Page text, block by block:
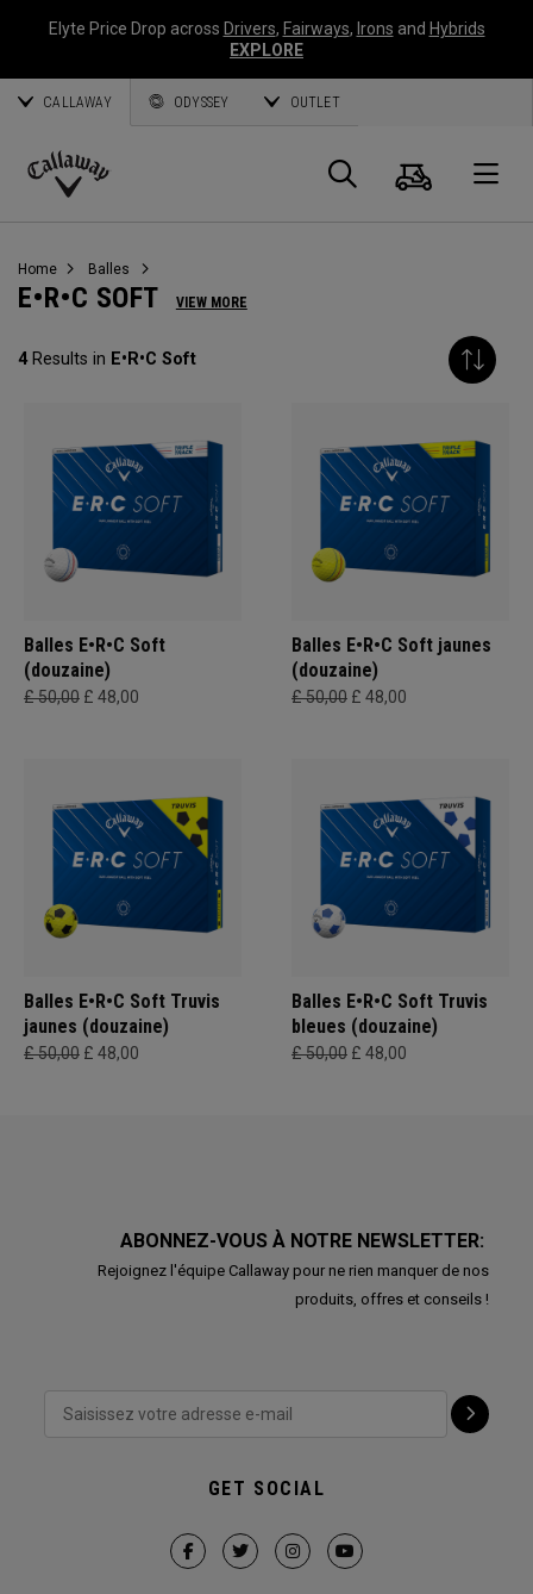
Elyte Price Drop across Drivers, Fairways, Irons and Hybrids
EXPLORE
CALLAWAY ODYSSEY OUTLET
Callaway
Panier
Home Balles
E•R•C SOFT VIEW MORE
4Results in E•R•C Soft
Balles E•R•C Soft
(douzaine)
£ 50,00 £ 48,00
Balles E•R•C Soft jaunes
(douzaine)
£ 50,00 £ 48,00
Balles E•R•C Soft Truvis
jaunes (douzaine)
£ 50,00 £ 48,00
Balles E•R•C Soft Truvis
bleues (douzaine)
£ 50,00 £ 48,00
ABONNEZ-VOUS À NOTRE NEWSLETTER:
Rejoignez l'équipe Callaway pour ne rien manquer de nos
produits, offres et conseils !
GET SOCIAL